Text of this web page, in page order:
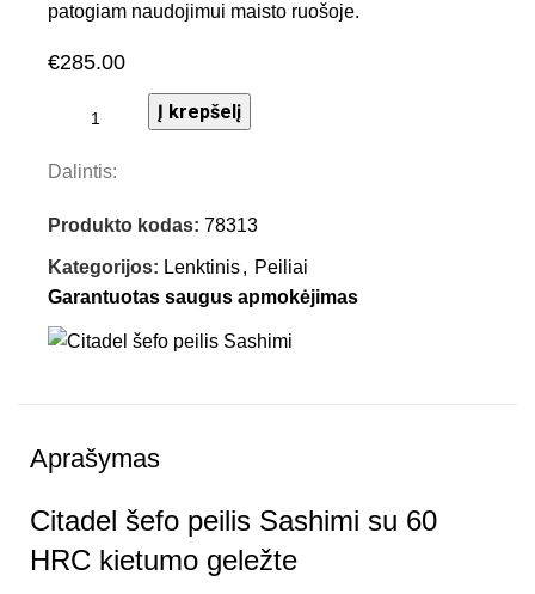
patogiam naudojimui maisto ruošoje.
€285.00
Į krepšelį
Dalintis:
Produkto kodas: 78313
Kategorijos: Lenktinis, Peiliai
Garantuotas saugus apmokėjimas
Aprašymas
Citadel šefo peilis Sashimi su 60
HRC kietumo geležte